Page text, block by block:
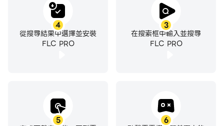
3
在搜索框中輸入並搜尋
FLC PRO
4
從搜尋結果中選擇並安裝
FLC PRO
5 6